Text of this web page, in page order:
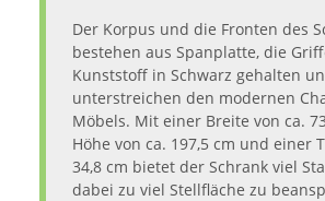
Der Korpus und die Fronten des
bestehen aus Spanplatte, die
Kunststoff in Schwarz gehalten
unterstreichen den modernen
Möbels. Mit einer Breite von ca.
Höhe von ca. 197,5 cm und einer
34,8 cm bietet der Schrank viel
dabei zu viel Stellfläche zu